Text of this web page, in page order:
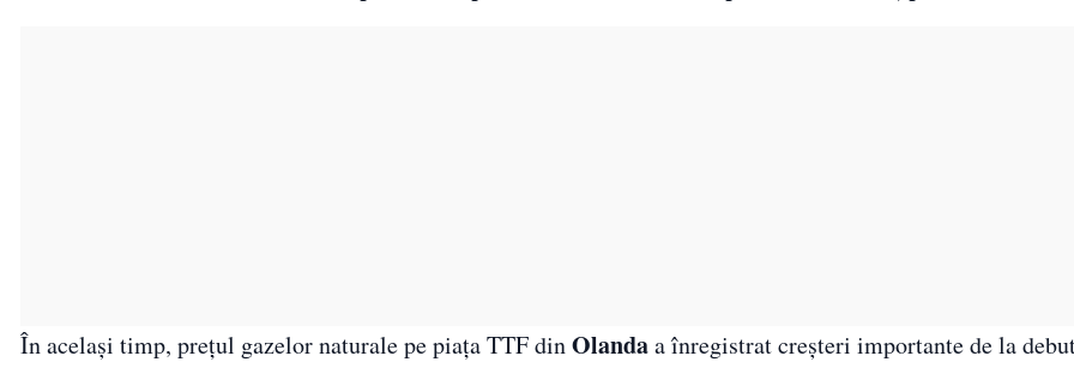
În același timp, prețul gazelor naturale pe piața TTF dinOlandaa înregistrat creșteri importante de la